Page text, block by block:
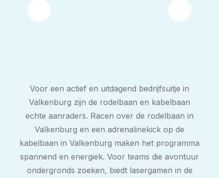
Voor een actief en uitdagend bedrijfsuitje in
Valkenburg zijn de rodelbaan en kabelbaan
echte aanraders. Racen over de rodelbaan in
Valkenburg en een adrenalinekick op de
kabelbaan in Valkenburg maken het programma
spannend en energiek. Voor teams die avontuur
ondergronds zoeken, biedt lasergamen in de